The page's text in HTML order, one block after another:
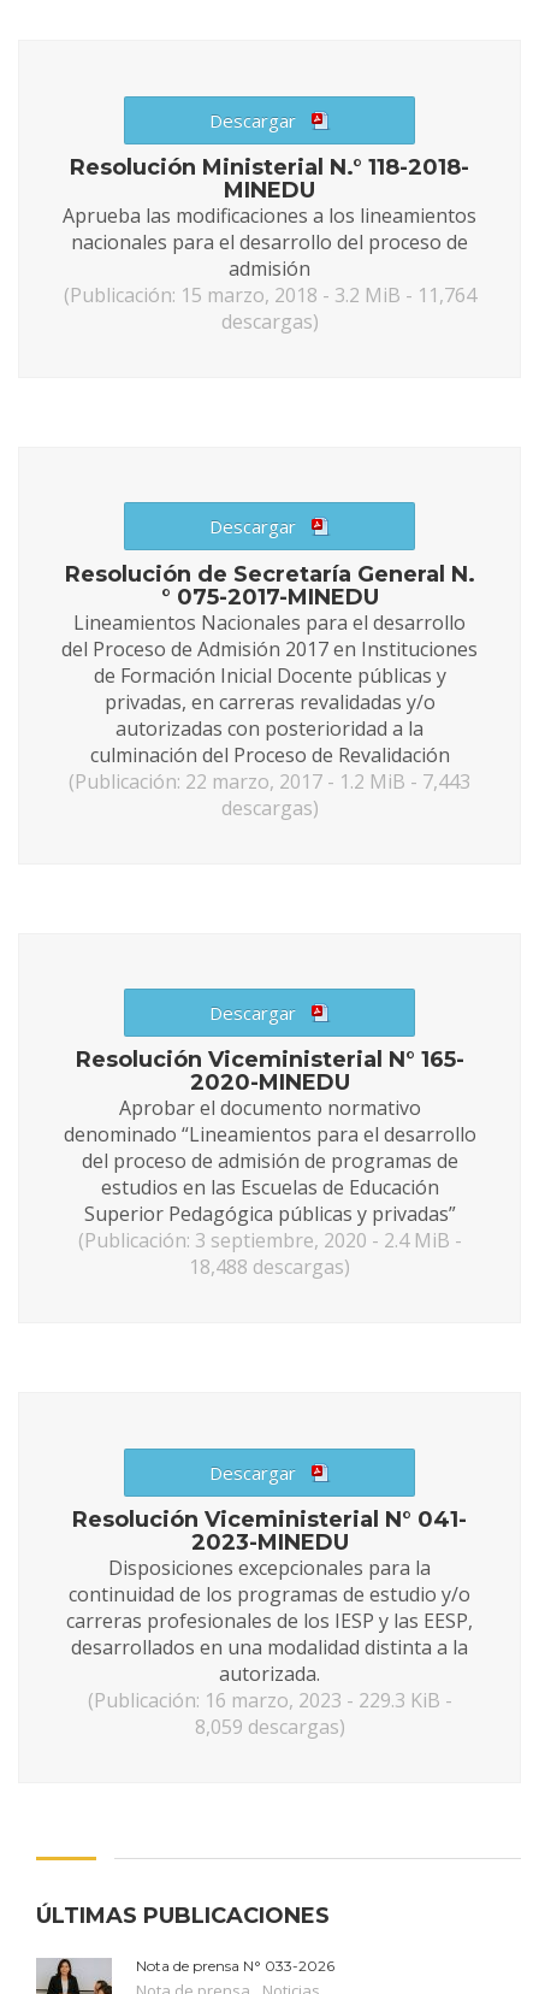
Descargar
Resolución Ministerial N.° 118-2018-
MINEDU
Aprueba las modificaciones a los lineamientos
nacionales para el desarrollo del proceso de
admisión
(Publicación: 15 marzo, 2018 - 3.2 MiB - 11,764
descargas)
Descargar
Resolución de Secretaría General N.
° 075-2017-MINEDU
Lineamientos Nacionales para el desarrollo
del Proceso de Admisión 2017 en Instituciones
de Formación Inicial Docente públicas y
privadas, en carreras revalidadas y/o
autorizadas con posterioridad a la
culminación del Proceso de Revalidación
(Publicación: 22 marzo, 2017 - 1.2 MiB - 7,443
descargas)
Descargar
Resolución Viceministerial N° 165-
2020-MINEDU
Aprobar el documento normativo
denominado “Lineamientos para el desarrollo
del proceso de admisión de programas de
estudios en las Escuelas de Educación
Superior Pedagógica públicas y privadas”
(Publicación: 3 septiembre, 2020 - 2.4 MiB -
18,488 descargas)
Descargar
Resolución Viceministerial N° 041-
2023-MINEDU
Disposiciones excepcionales para la
continuidad de los programas de estudio y/o
carreras profesionales de los IESP y las EESP,
desarrollados en una modalidad distinta a la
autorizada.
(Publicación: 16 marzo, 2023 - 229.3 KiB -
8,059 descargas)
ÚLTIMAS PUBLICACIONES
Nota de prensa N° 033-2026